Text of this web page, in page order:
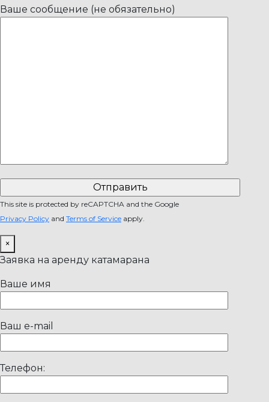
Ваше сообщение (не обязательно)
This site is protected by reCAPTCHA and the Google
Privacy Policy and Terms of Service apply.
×
Заявка на аренду катамарана
Ваше имя
Ваш e-mail
Телефон: